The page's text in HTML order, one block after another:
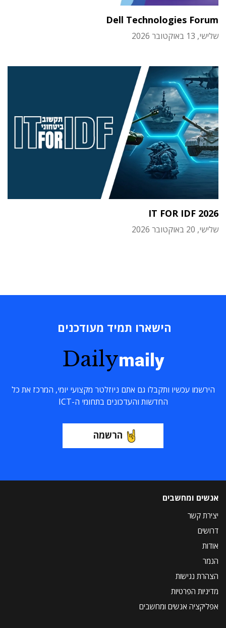
Dell Technologies Forum
שלישי, 13 באוקטובר 2026
IT FOR IDF 2026
שלישי, 20 באוקטובר 2026
הישארו תמיד מעודכנים
Dailymaily
הירשמו עכשיו ותקבלו גם אתם ניוזלטר מקצועי יומי, המרכז את כל
החדשות והעדכונים בתחומי ה-ICT
הרשמה
אנשים ומחשבים
יצירת קשר
דרושים
אודות
הנמר
הצהרת נגישות
מדיניות הפרטיות
אפליקציה אנשים ומחשבים